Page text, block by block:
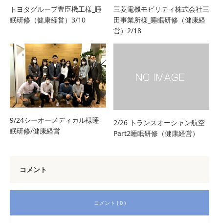
トヨタグループ豊臣機工様_睡
眠研修（健康経営）3/10
三菱電機モビリティ株式会社三
田事業所様_睡眠研修（健康経
営）2/18
9/24シーオーメディカル様睡
眠研修/健康経営
2/26 トランスオーシャン航空
Part2睡眠研修（健康経営）
コメント
コメント ( 0 )